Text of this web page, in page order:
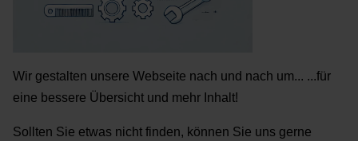
Wir gestalten unsere Webseite nach und nach um... ...für
eine bessere Übersicht und mehr Inhalt!
Sollten Sie etwas nicht finden, können Sie uns gerne